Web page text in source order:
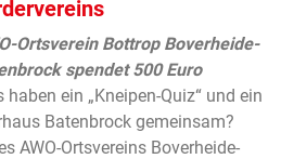
Ortsverein Bottrop Boverheide-
spendet 500 Euro
haben ein „Kneipen-Quiz“ und ein
Batenbrock gemeinsam?
AWO-Ortsvereins Boverheide-